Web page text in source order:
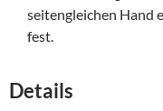
seitengleichen Hand
fest.
Details